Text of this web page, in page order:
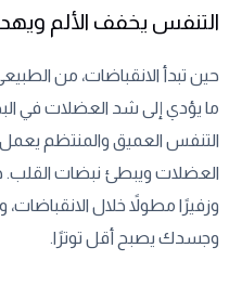
التنفس يخفف الألم
حين تبدأ الانقباضات، من
ما يؤدي إلى شد العضلات في
التنفس العميق والمنتظم
العضلات ويبطئ نبضات القلب.
وزفيرًا مطولاً خلال
وجسدك يصبح أقل توترًا.